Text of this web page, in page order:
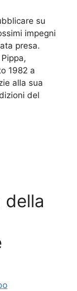
su
impegni
presa.
1982 a
alla sua
del
della